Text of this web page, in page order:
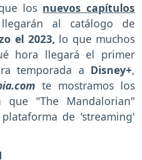
los nuevos capítulos
al catálogo de
el 2023, lo que muchos
hora llegará el primer
temporada a Disney+,
te mostramos los
que
"The Mandalorian"
de 'streaming'